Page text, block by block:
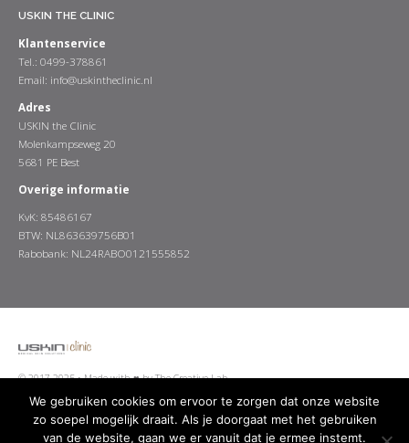
USKIN THE CLINIC
Klantenservice
Tel.: 0499-378861
Email: info@uskintheclinic.nl
Adres
USKIN the Clinic
Molenkampseweg 20
5681 PE Best
Overige informatie
KvK: 85486167
BTW: NL863639756B01
Rabobank: NL24RABO0121555852
© 2017-2025 •Made with ♥ by The Creative Lab
We gebruiken cookies om ervoor te zorgen dat onze website
zo soepel mogelijk draait. Als je doorgaat met het gebruiken
van de website, gaan we er vanuit dat je ermee instemt.